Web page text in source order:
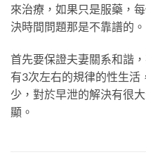
來治療，如果只是服藥，
決時間問題那是不靠譜的。
首先要保證夫妻關系和諧
有3次左右的規律的性生活
少，對於早泄的解決有很
顯。